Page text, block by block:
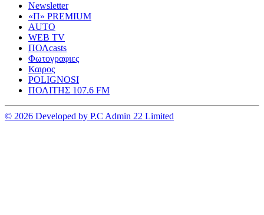
Newsletter
«Π» PREMIUM
AUTO
WEB TV
ΠΟΛcasts
Φωτογραφιες
Καιρος
POLIGNOSI
ΠΟΛΙΤΗΣ 107.6 FM
© 2026 Developed by P.C Admin 22 Limited